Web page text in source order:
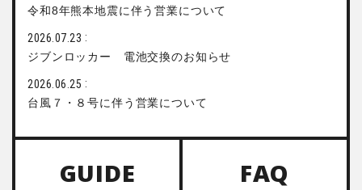
令和8年熊本地震に伴う営業について
2026.07.23
ジブンロッカー 電池交換のお知らせ
2026.06.25
台風７・８号に伴う営業について
GUIDE FAQ